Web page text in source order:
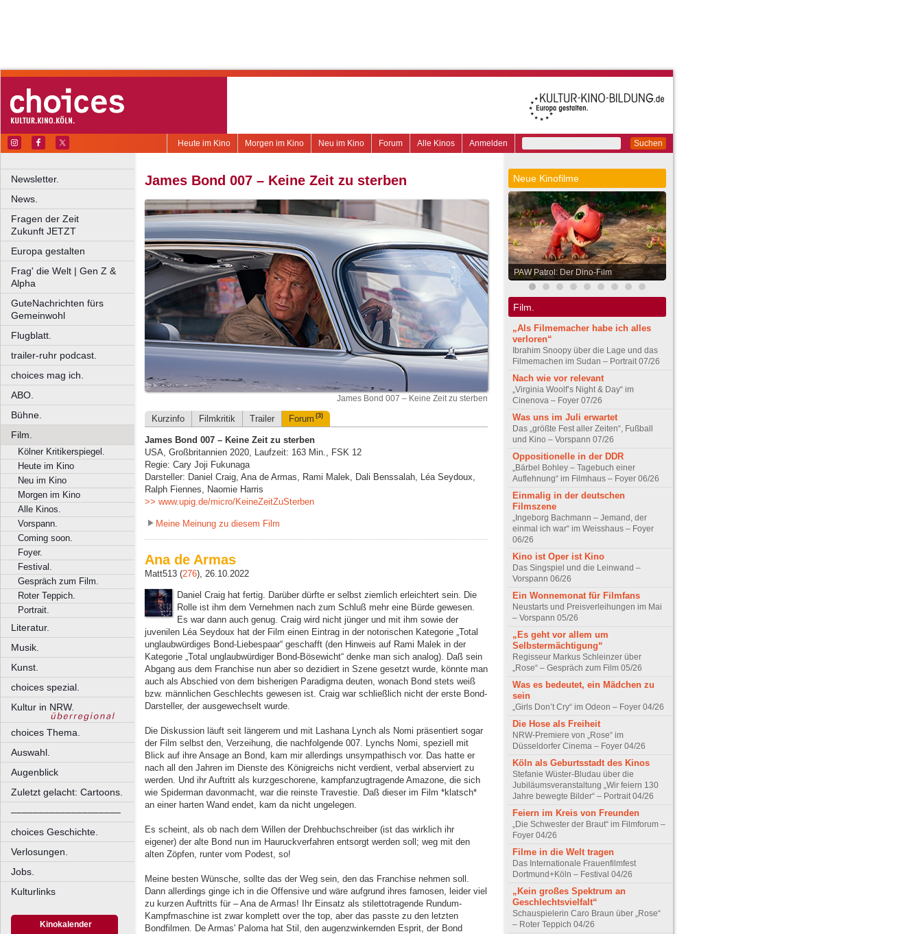
Suchen
Anmelden
Alle Kinos
Forum
Neu im Kino
Morgen im Kino
Heute im Kino
Newsletter.
News.
Fragen der Zeit
Zukunft JETZT
Europa gestalten
Frag' die Welt | Gen Z &
Alpha
GuteNachrichten fürs
Gemeinwohl
Flugblatt.
trailer-ruhr podcast.
choices mag ich.
ABO.
Bühne.
Film.
Kölner Kritikerspiegel.
Heute im Kino
Neu im Kino
Morgen im Kino
Alle Kinos.
Vorspann.
Coming soon.
Foyer.
Festival.
Gespräch zum Film.
Roter Teppich.
Portrait.
Literatur.
Musik.
Kunst.
choices spezial.
Kultur in NRW.
choices Thema.
Auswahl.
Augenblick
Zuletzt gelacht: Cartoons.
––––––––––––––––––––
choices Geschichte.
Verlosungen.
Jobs.
Kulturlinks
Kinokalender
James Bond 007 – Keine Zeit zu sterben
James Bond 007 – Keine Zeit zu sterben
Kurzinfo Filmkritik Trailer Forum (3)
James Bond 007 – Keine Zeit zu sterben
USA, Großbritannien 2020, Laufzeit: 163 Min., FSK 12
Regie: Cary Joji Fukunaga
Darsteller: Daniel Craig, Ana de Armas, Rami Malek, Dali Benssalah, Léa Seydoux,
Ralph Fiennes, Naomie Harris
>> www.upig.de/micro/KeineZeitZuSterben
Meine Meinung zu diesem Film
Ana de Armas
Matt513 (276), 26.10.2022
Daniel Craig hat fertig. Darüber dürfte er selbst ziemlich erleichtert sein. Die
Rolle ist ihm dem Vernehmen nach zum Schluß mehr eine Bürde gewesen.
Es war dann auch genug. Craig wird nicht jünger und mit ihm sowie der
juvenilen Léa Seydoux hat der Film einen Eintrag in der notorischen Kategorie „Total
unglaubwürdiges Bond-Liebespaar“ geschafft (den Hinweis auf Rami Malek in der
Kategorie „Total unglaubwürdiger Bond-Bösewicht“ denke man sich analog). Daß sein
Abgang aus dem Franchise nun aber so dezidiert in Szene gesetzt wurde, könnte man
auch als Abschied von dem bisherigen Paradigma deuten, wonach Bond stets weiß
bzw. männlichen Geschlechts gewesen ist. Craig war schließlich nicht der erste Bond-
Darsteller, der ausgewechselt wurde.
Die Diskussion läuft seit längerem und mit Lashana Lynch als Nomi präsentiert sogar
der Film selbst den, Verzeihung, die nachfolgende 007. Lynchs Nomi, speziell mit
Blick auf ihre Ansage an Bond, kam mir allerdings unsympathisch vor. Das hatte er
nach all den Jahren im Dienste des Königreichs nicht verdient, verbal abserviert zu
werden. Und ihr Auftritt als kurzgeschorene, kampfanzugtragende Amazone, die sich
wie Spiderman davonmacht, war die reinste Travestie. Daß dieser im Film *klatsch*
an einer harten Wand endet, kam da nicht ungelegen.
Es scheint, als ob nach dem Willen der Drehbuchschreiber (ist das wirklich ihr
eigener) der alte Bond nun im Hauruckverfahren entsorgt werden soll; weg mit den
alten Zöpfen, runter vom Podest, so!
Meine besten Wünsche, sollte das der Weg sein, den das Franchise nehmen soll.
Dann allerdings ginge ich in die Offensive und wäre aufgrund ihres famosen, leider viel
zu kurzen Auftritts für – Ana de Armas! Ihr Einsatz als stilettotragende Rundum-
Kampfmaschine ist zwar komplett over the top, aber das passte zu den letzten
Bondfilmen. De Armas' Paloma hat Stil, den augenzwinkernden Esprit, der Bond
Neue Kinofilme
PAW Patrol: Der Dino-Film
Film.
„Als Filmemacher habe ich alles
verloren“
Ibrahim Snoopy über die Lage und das
Filmemachen im Sudan – Portrait 07/26
Nach wie vor relevant
„Virginia Woolf’s Night & Day“ im
Cinenova – Foyer 07/26
Was uns im Juli erwartet
Das „größte Fest aller Zeiten“, Fußball
und Kino – Vorspann 07/26
Oppositionelle in der DDR
„Bärbel Bohley – Tagebuch einer
Auflehnung“ im Filmhaus – Foyer 06/26
Einmalig in der deutschen
Filmszene
„Ingeborg Bachmann – Jemand, der
einmal ich war“ im Weisshaus – Foyer
06/26
Kino ist Oper ist Kino
Das Singspiel und die Leinwand –
Vorspann 06/26
Ein Wonnemonat für Filmfans
Neustarts und Preisverleihungen im Mai
– Vorspann 05/26
„Es geht vor allem um
Selbstermächtigung“
Regisseur Markus Schleinzer über
„Rose“ – Gespräch zum Film 05/26
Was es bedeutet, ein Mädchen zu
sein
„Girls Don’t Cry“ im Odeon – Foyer 04/26
Die Hose als Freiheit
NRW-Premiere von „Rose“ im
Düsseldorfer Cinema – Foyer 04/26
Köln als Geburtsstadt des Kinos
Stefanie Wüster-Bludau über die
Jubiläumsveranstaltung „Wir feiern 130
Jahre bewegte Bilder“ – Portrait 04/26
Feiern im Kreis von Freunden
„Die Schwester der Braut“ im Filmforum –
Foyer 04/26
Filme in die Welt tragen
Das Internationale Frauenfilmfest
Dortmund+Köln – Festival 04/26
„Kein großes Spektrum an
Geschlechtsvielfalt“
Schauspielerin Caro Braun über „Rose“
– Roter Teppich 04/26